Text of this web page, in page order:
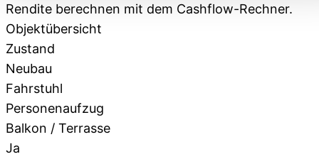
Rendite berechnen mit dem Cashflow-Rechner.
Objektübersicht
Zustand
Neubau
Fahrstuhl
Personenaufzug
Balkon / Terrasse
Ja